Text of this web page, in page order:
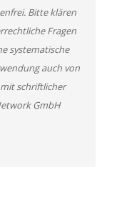
Bitte klären
Fragen
systematische
auch von
schriftlicher
GmbH